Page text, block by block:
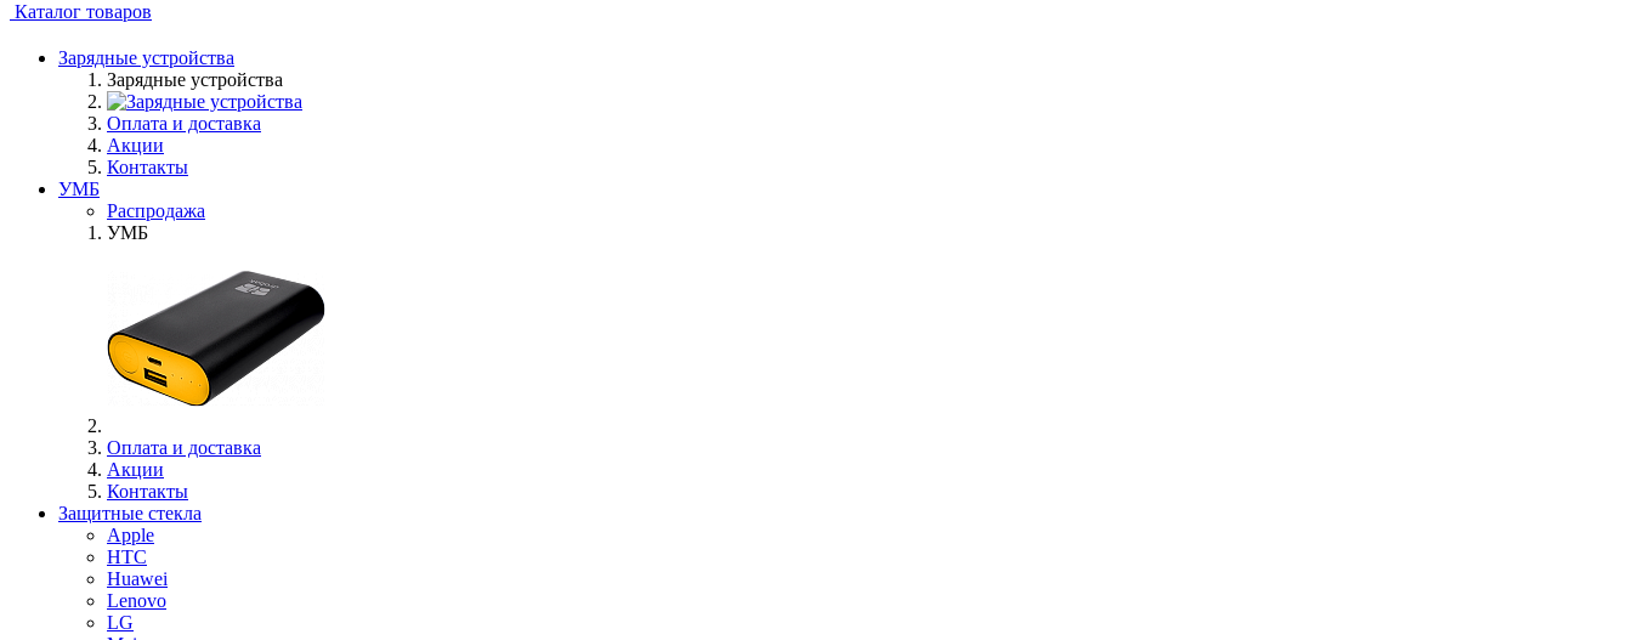
Каталог товаров
Зарядные устройства
Зарядные устройства
Оплата и доставка
Акции
Контакты
УМБ
Распродажа
УМБ
Оплата и доставка
Акции
Контакты
Защитные стекла
Apple
HTC
Huawei
Lenovo
LG